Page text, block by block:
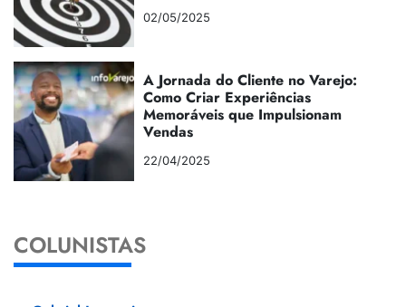
02/05/2025
A Jornada do Cliente no Varejo:
Como Criar Experiências
Memoráveis que Impulsionam
Vendas
22/04/2025
COLUNISTAS